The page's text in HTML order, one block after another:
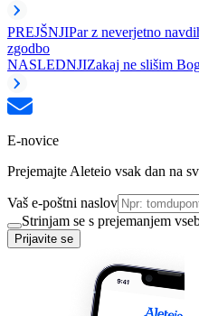
PREJŠNJIPar z neverjetno
zgodbo
NASLEDNJIZakaj ne slišim
E-novice
Prejemajte Aleteio vsak dan na
Vaš e-poštni naslov
Strinjam se s prejemanjem
Prijavite se